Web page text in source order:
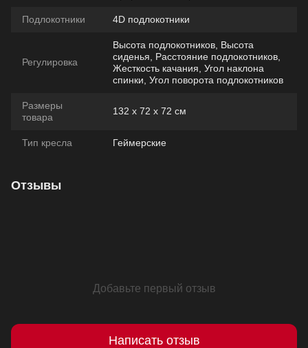
Подлокотники 4D подлокотники
Регулировка
Высота подлокотников, Высота
сиденья, Расстояние подлокотников,
Жесткость качания, Угол наклона
спинки, Угол поворота подлокотников
Размеры
товара
132 х 72 х 72 см
Тип кресла Геймерские
Отзывы
Добавьте первый отзыв
Написать отзыв